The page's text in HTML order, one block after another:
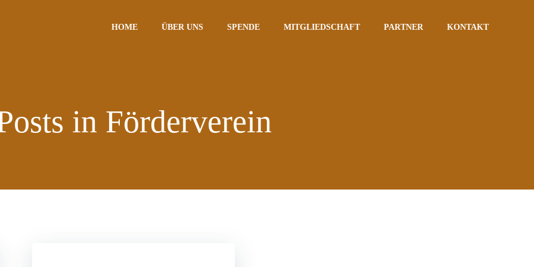
HOME ÜBER UNS SPENDE MITGLIEDSCHAFT PARTNER KONTAKT
in Förderverein